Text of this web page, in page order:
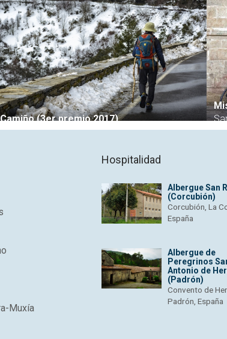
(3er premio 2017)
Muxía
Hospitalidad
Albergue San
(Corcubión)
Corcubión, La
España
Albergue de
Peregrinos
Antonio de
(Padrón)
Convento de
Padrón, España